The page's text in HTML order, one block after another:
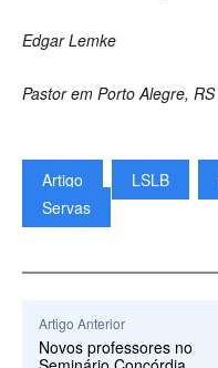
Edgar Lemke
Pastor em Porto Alegre, RS
Artigo LSLB
Servas
Artigo Anterior
Novos professores no